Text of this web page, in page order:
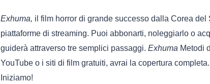
Exhuma, il film horror di grande successo dalla Corea del
piattaforme di streaming. Puoi abbonarti, noleggiarlo o
guiderà attraverso tre semplici passaggi. Exhuma Metodi
YouTube o i siti di film gratuiti, avrai la copertura
Iniziamo!